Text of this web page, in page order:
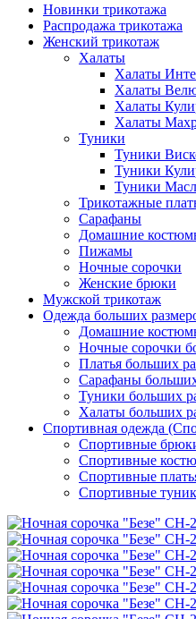
Новинки трикотажа
Распродажа трикотажа
Женский трикотаж
Халаты
Халаты
Халаты
Халаты
Халаты
Туники
Туники
Туники
Туники
Трикотажные
Сарафаны
Домашние
Пижамы
Ночные сорочки
Женские брюки
Мужской трикотаж
Одежда больших
Домашние
Ночные сорочки
Платья больших
Сарафаны
Туники больших
Халаты больших
Спортивная одежда
Спортивные
Спортивные
Спортивные
Спортивные